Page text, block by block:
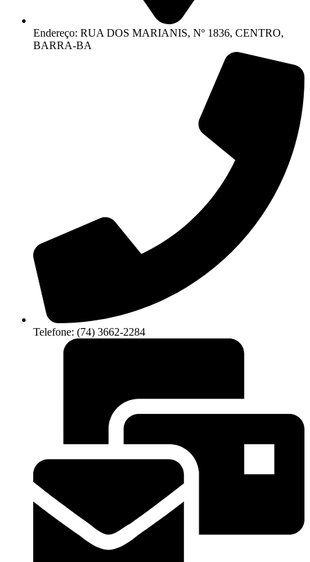
Endereço: RUA DOS MARIANIS, Nº 1836, CENTRO,
BARRA-BA
Telefone: (74) 3662-2284